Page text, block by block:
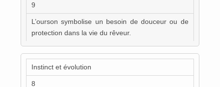
9
L’ourson symbolise un besoin de douceur ou de
protection dans la vie du rêveur.
Instinct et évolution
8